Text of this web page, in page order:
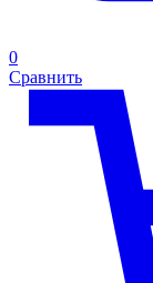
0
Сравнить